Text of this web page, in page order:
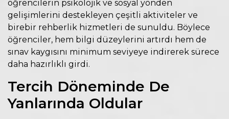
öğrencilerin psikolojik ve sosyal yönden
gelişimlerini destekleyen çeşitli aktiviteler ve
birebir rehberlik hizmetleri de sunuldu. Böylece
öğrenciler, hem bilgi düzeylerini artırdı hem de
sınav kaygısını minimum seviyeye indirerek sürece
daha hazırlıklı girdi.
Tercih Döneminde De
Yanlarında Oldular